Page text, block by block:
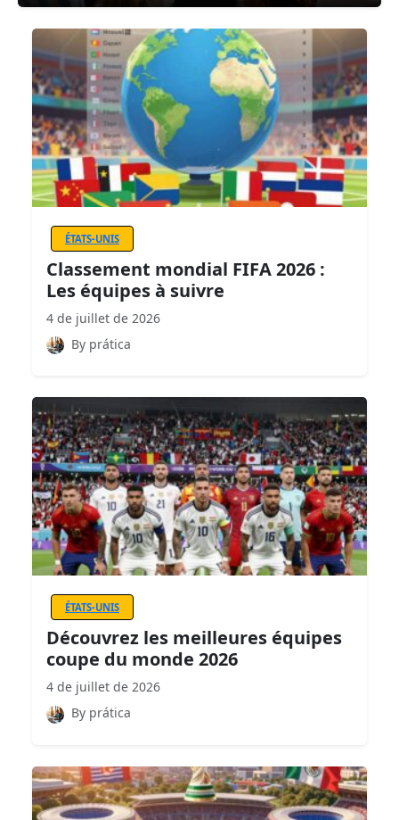
ÉTATS-UNIS
Classement mondial FIFA 2026 :
Les équipes à suivre
4 de juillet de 2026
By prática
ÉTATS-UNIS
Découvrez les meilleures équipes
coupe du monde 2026
4 de juillet de 2026
By prática